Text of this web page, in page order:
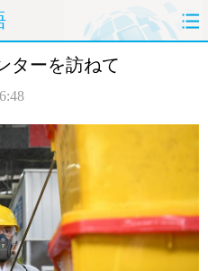
治
論
ターを訪ねて